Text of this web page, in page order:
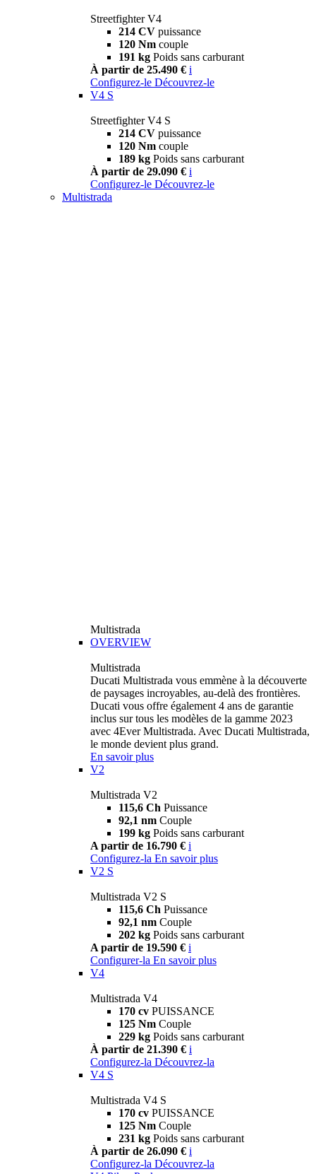
Streetfighter V4
214 CV puissance
120 Nm couple
191 kg Poids sans carburant
À partir de 25.490 € i
Configurez-le Découvrez-le
V4 S
Streetfighter V4 S
214 CV puissance
120 Nm couple
189 kg Poids sans carburant
À partir de 29.090 € i
Configurez-le Découvrez-le
Multistrada
Multistrada
OVERVIEW
Multistrada
Ducati Multistrada vous emmène à la découverte
de paysages incroyables, au-delà des frontières.
Ducati vous offre également 4 ans de garantie
inclus sur tous les modèles de la gamme 2023
avec 4Ever Multistrada. Avec Ducati Multistrada,
le monde devient plus grand.
En savoir plus
V2
Multistrada V2
115,6 Ch Puissance
92,1 nm Couple
199 kg Poids sans carburant
A partir de 16.790 € i
Configurez-la En savoir plus
V2 S
Multistrada V2 S
115,6 Ch Puissance
92,1 nm Couple
202 kg Poids sans carburant
A partir de 19.590 € i
Configurer-la En savoir plus
V4
Multistrada V4
170 cv PUISSANCE
125 Nm Couple
229 kg Poids sans carburant
À partir de 21.390 € i
Configurez-la Découvrez-la
V4 S
Multistrada V4 S
170 cv PUISSANCE
125 Nm Couple
231 kg Poids sans carburant
À partir de 26.090 € i
Configurez-la Découvrez-la